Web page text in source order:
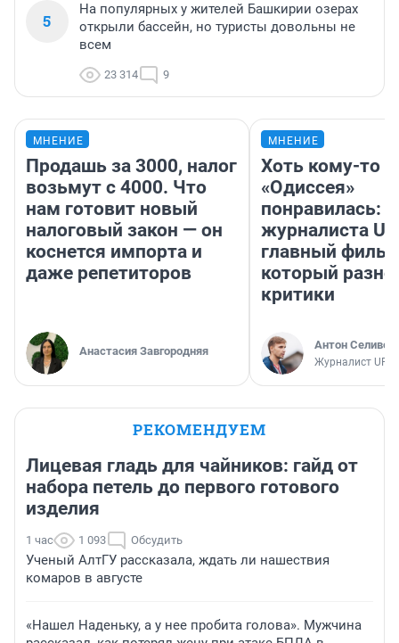
5
На популярных у жителей Башкирии озерах
открыли бассейн, но туристы довольны не
всем
23 314 9
МНЕНИЕ
Продашь за 3000, налог
возьмут с 4000. Что
нам готовит новый
налоговый закон — он
коснется импорта и
даже репетиторов
Анастасия Завгородняя
МНЕНИЕ
Хоть кому-то
«Одиссея»
понравилась:
журналиста
главный
который
критики
Антон
Журналист
РЕКОМЕНДУЕМ
Лицевая гладь для чайников: гайд от
набора петель до первого готового
изделия
1 час 1 093 Обсудить
Ученый АлтГУ рассказала, ждать ли нашествия
комаров в августе
«Нашел Наденьку, а у нее пробита голова». Мужчина